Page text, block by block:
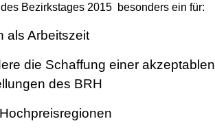
Bezirkstages 2015 besonders ein für:
als Arbeitszeit
die Schaffung einer akzeptablen
des BRH